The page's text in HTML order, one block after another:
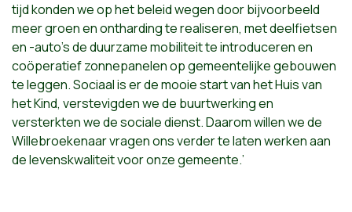
tijd konden we op het beleid wegen door bijvoorbeeld
meer groen en ontharding te realiseren, met deelfietsen
en -auto’s de duurzame mobiliteit te introduceren en
coöperatief zonnepanelen op gemeentelijke gebouwen
te leggen. Sociaal is er de mooie start van het Huis van
het Kind, verstevigden we de buurtwerking en
versterkten we de sociale dienst. Daarom willen we de
Willebroekenaar vragen ons verder te laten werken aan
de levenskwaliteit voor onze gemeente.’